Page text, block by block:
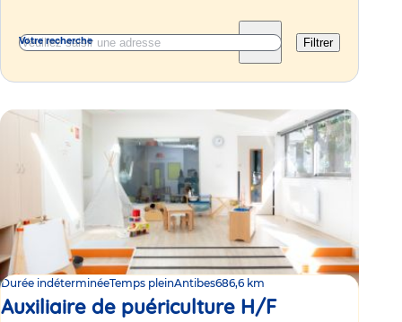
Votre recherche Filtrer
Durée indéterminéeTemps pleinAntibes686,6 km
Auxiliaire de puériculture H/F